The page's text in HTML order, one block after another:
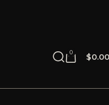
0 $0.00